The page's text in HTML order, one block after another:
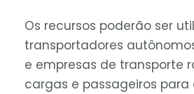
Os recursos poderão ser
transportadores
e empresas de transporte
cargas e passageiros